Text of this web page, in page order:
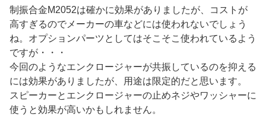
制振合金M2052は確かに効果がありましたが、コストが
高すぎるのでメーカーの車などには使われないでしょう
ね。オプションパーツとしてはそこそこ使われているよう
ですが・・・
今回のようなエンクロージャーが共振しているのを抑える
には効果がありましたが、用途は限定的だと思います。
スピーカーとエンクロージャーの止めネジやワッシャーに
使うと効果が高いかもしれません。